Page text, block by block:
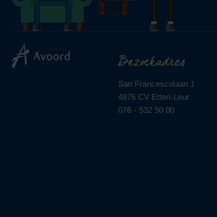
Bezoekadres
San Francescolaan 1
4876 CV Etten-Leur
076 - 532 50 00